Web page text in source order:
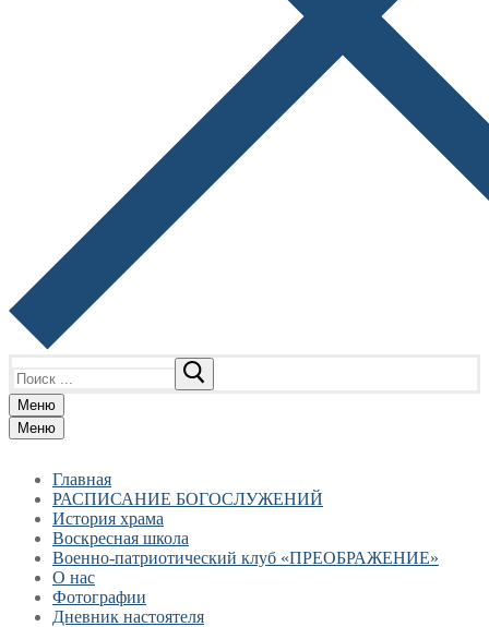
Меню
Меню
Главная
РАСПИСАНИЕ БОГОСЛУЖЕНИЙ
История храма
Воскресная школа
Военно-патриотический клуб «ПРЕОБРАЖЕНИЕ»
О нас
Фотографии
Дневник настоятеля